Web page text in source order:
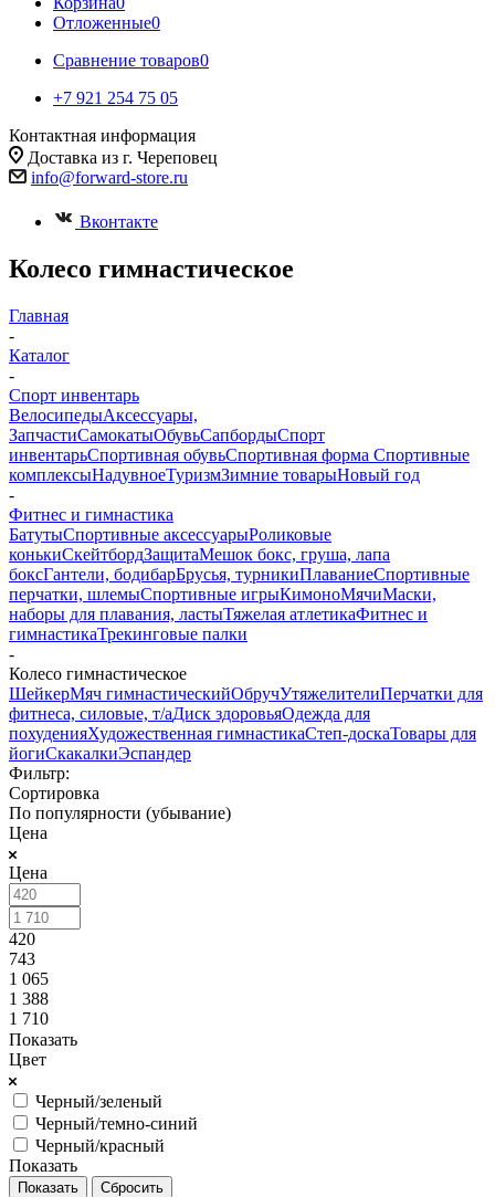
Отложенные0
Сравнение товаров0
+7 921 254 75 05
Контактная информация
Доставка из г. Череповец
info@forward-store.ru
Вконтакте
Колесо гимнастическое
Главная
-
Каталог
-
Спорт инвентарь
ВелосипедыАксессуары,
ЗапчастиСамокатыОбувьСапбордыСпорт
инвентарьСпортивная обувьСпортивная форма Спортивные
комплексыНадувноеТуризмЗимние товарыНовый год
-
Фитнес и гимнастика
БатутыСпортивные аксессуарыРоликовые
конькиСкейтбордЗащитаМешок бокс, груша, лапа
боксГантели, бодибарБрусья, турникиПлаваниеСпортивные
перчатки, шлемыСпортивные игрыКимоноМячиМаски,
наборы для плавания, ластыТяжелая атлетикаФитнес и
гимнастикаТрекинговые палки
-
Колесо гимнастическое
ШейкерМяч гимнастическийОбручУтяжелителиПерчатки для
фитнеса, силовые, т/аДиск здоровьяОдежда для
похуденияХудожественная гимнастикаСтеп-доскаТовары для
йогиСкакалкиЭспандер
Фильтр:
Сортировка
По популярности (убывание)
Цена
Цена
420
743
1 065
1 388
1 710
Показать
Цвет
Черный/зеленый
Черный/темно-синий
Черный/красный
Показать
Сбросить